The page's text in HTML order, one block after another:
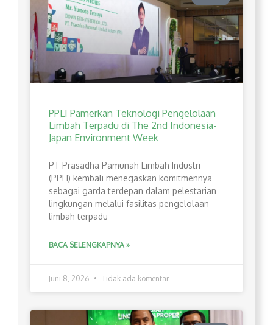
PPLI Pamerkan Teknologi Pengelolaan
Limbah Terpadu di The 2nd Indonesia-
Japan Environment Week
PT Prasadha Pamunah Limbah Industri
(PPLI) kembali menegaskan komitmennya
sebagai garda terdepan dalam pelestarian
lingkungan melalui fasilitas pengelolaan
limbah terpadu
BACA SELENGKAPNYA »
Juni 8, 2026 Tidak ada komentar